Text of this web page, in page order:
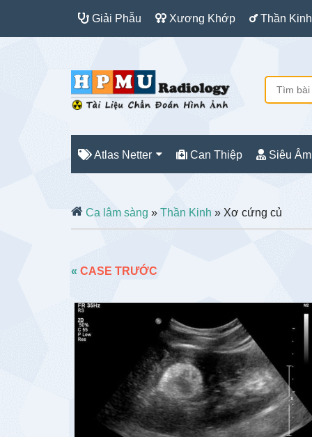
Giải Phẫu Xương Khớp Thần Kinh
Atlas Netter Can Thiệp Siêu Âm
Ca lâm sàng » Thần Kinh » Xơ cứng củ
« CASE TRƯỚC